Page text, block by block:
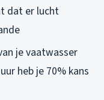
dat er lucht
je vaatwasser
heb je 70% kans